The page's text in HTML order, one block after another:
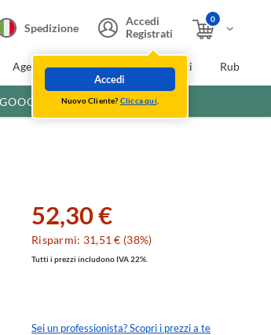
Spedizione
Accedi
Registrati
Accedi
Nuovo Cliente? Clicca qui
0
Agevolazioni fiscali Extra Sconti
52,30 €
Risparmi: 31,51 € (38%)
Tutti i prezzi includono IVA 22%.
Sei un professionista? Scopri i prezzi a te